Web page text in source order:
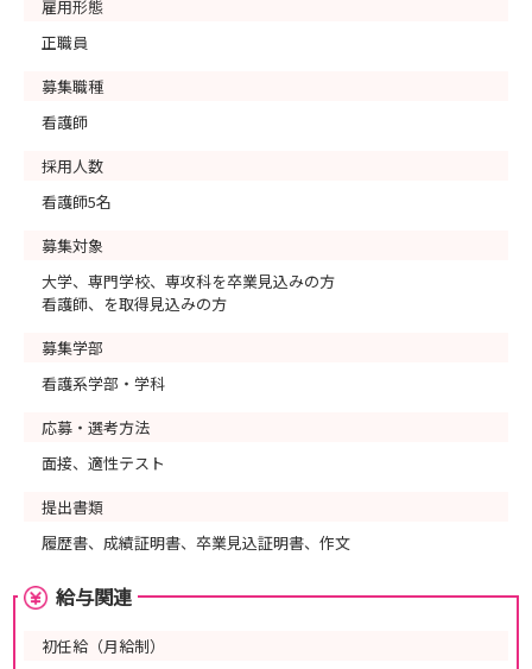
雇用形態
正職員
募集職種
看護師
採用人数
看護師5名
募集対象
大学、専門学校、専攻科を卒業見込みの方
看護師、を取得見込みの方
募集学部
看護系学部・学科
応募・選考方法
面接、適性テスト
提出書類
履歴書、成績証明書、卒業見込証明書、作文
給与関連
初任給（月給制）